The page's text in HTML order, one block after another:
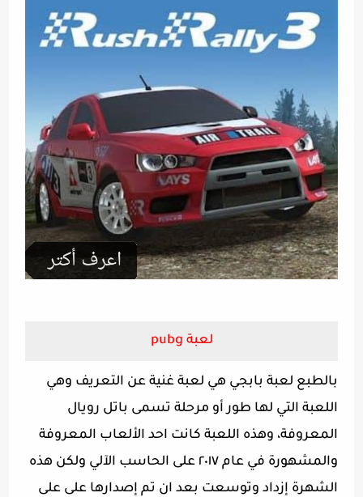
لعبة pubg
بالطبع لعبة بابجي هي لعبة غنية عن التعريف وهي
اللعبة التي لها طور أو مرحلة تسمى باتل رويال
المعروفة، وهذه اللعبة كانت احد الألعاب المعروفة
والمشهورة في عام ٢٠١٧ على الحاسب الآلي ولكن هذه
الشهرة إزداد وتوسعت بعد ان تم إصدارها على على